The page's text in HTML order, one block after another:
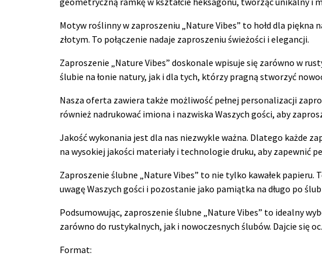
Motyw roślinny w zaproszeniu „Nature Vibes” to hołd dla
złotym. To połączenie nadaje zaproszeniu świeżości i elegancji.
Zaproszenie „Nature Vibes” doskonale wpisuje się zarówno w
ślubie na łonie natury, jak i dla tych, którzy pragną stworzyć
Nasza oferta zawiera także możliwość pełnej personalizacji
również nadrukować imiona i nazwiska Waszych gości, aby
Jakość wykonania jest dla nas niezwykle ważna. Dlatego każde
na wysokiej jakości materiały i technologie druku, aby zapewnić
Zaproszenie ślubne „Nature Vibes” to nie tylko kawałek
uwagę Waszych gości i pozostanie jako pamiątka na długo po
Podsumowując, zaproszenie ślubne „Nature Vibes” to idealny
zarówno do rustykalnych, jak i nowoczesnych ślubów. Dajcie się
Format: